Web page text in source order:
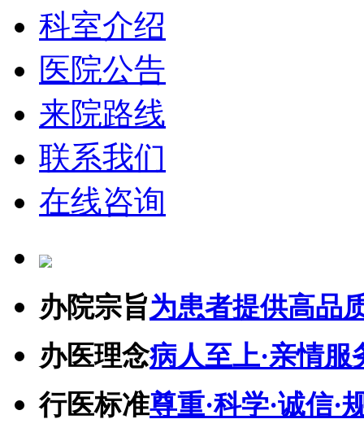
科室介绍
医院公告
来院路线
联系我们
在线咨询
办院宗旨为患者提供高品
办医理念病人至上·亲情服
行医标准尊重·科学·诚信·